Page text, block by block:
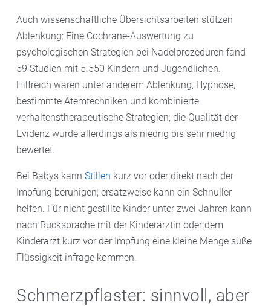
Auch wissenschaftliche Übersichtsarbeiten stützen
Ablenkung: Eine Cochrane-Auswertung zu
psychologischen Strategien bei Nadelprozeduren fand
59 Studien mit 5.550 Kindern und Jugendlichen.
Hilfreich waren unter anderem Ablenkung, Hypnose,
bestimmte Atemtechniken und kombinierte
verhaltenstherapeutische Strategien; die Qualität der
Evidenz wurde allerdings als niedrig bis sehr niedrig
bewertet.
Bei Babys kann Stillen kurz vor oder direkt nach der
Impfung beruhigen; ersatzweise kann ein Schnuller
helfen. Für nicht gestillte Kinder unter zwei Jahren kann
nach Rücksprache mit der Kinderärztin oder dem
Kinderarzt kurz vor der Impfung eine kleine Menge süße
Flüssigkeit infrage kommen.
Schmerzpflaster: sinnvoll, aber